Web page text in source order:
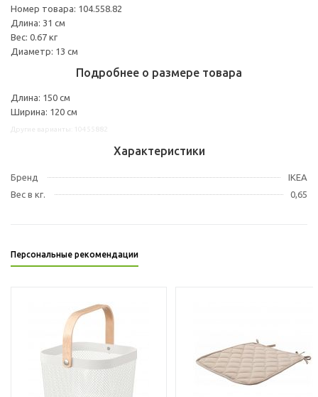
Номер товара: 104.558.82
Длина: 31 см
Вес: 0.67 кг
Диаметр: 13 см
Подробнее о размере товара
Длина: 150 см
Ширина: 120 см
Характеристики
Бренд
IKEA
Вес в кг.
0,65
Персональные рекомендации